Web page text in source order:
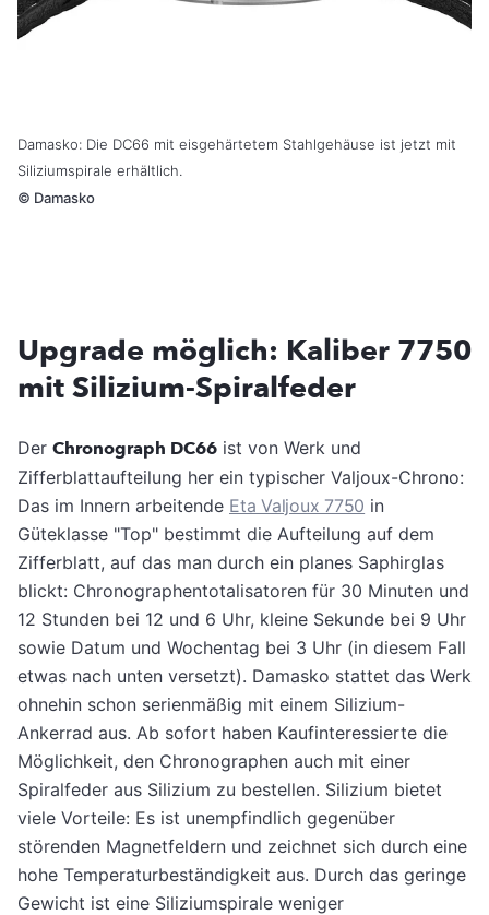
Damasko: Die DC66 mit eisgehärtetem Stahlgehäuse ist jetzt mit
Siliziumspirale erhältlich.
© Damasko
Upgrade möglich: Kaliber 7750
mit Silizium-Spiralfeder
Der Chronograph DC66 ist von Werk und
Zifferblattaufteilung her ein typischer Valjoux-Chrono:
Das im Innern arbeitende Eta Valjoux 7750 in
Güteklasse "Top" bestimmt die Aufteilung auf dem
Zifferblatt, auf das man durch ein planes Saphirglas
blickt: Chronographentotalisatoren für 30 Minuten und
12 Stunden bei 12 und 6 Uhr, kleine Sekunde bei 9 Uhr
sowie Datum und Wochentag bei 3 Uhr (in diesem Fall
etwas nach unten versetzt). Damasko stattet das Werk
ohnehin schon serienmäßig mit einem Silizium-
Ankerrad aus. Ab sofort haben Kaufinteressierte die
Möglichkeit, den Chronographen auch mit einer
Spiralfeder aus Silizium zu bestellen. Silizium bietet
viele Vorteile: Es ist unempfindlich gegenüber
störenden Magnetfeldern und zeichnet sich durch eine
hohe Temperaturbeständigkeit aus. Durch das geringe
Gewicht ist eine Siliziumspirale weniger